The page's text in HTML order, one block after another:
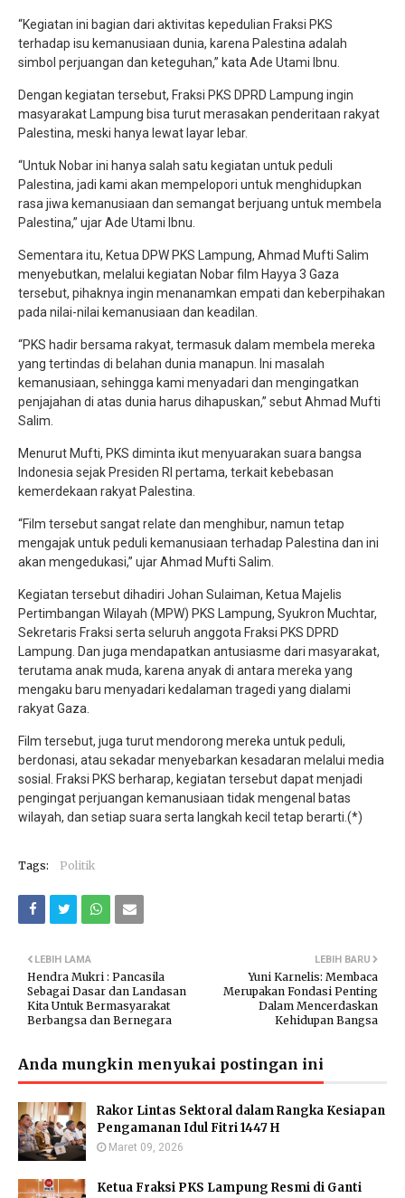
“Kegiatan ini bagian dari aktivitas kepedulian Fraksi PKS
terhadap isu kemanusiaan dunia, karena Palestina adalah
simbol perjuangan dan keteguhan,” kata Ade Utami Ibnu.
Dengan kegiatan tersebut, Fraksi PKS DPRD Lampung ingin
masyarakat Lampung bisa turut merasakan penderitaan rakyat
Palestina, meski hanya lewat layar lebar.
“Untuk Nobar ini hanya salah satu kegiatan untuk peduli
Palestina, jadi kami akan mempelopori untuk menghidupkan
rasa jiwa kemanusiaan dan semangat berjuang untuk membela
Palestina,” ujar Ade Utami Ibnu.
Sementara itu, Ketua DPW PKS Lampung, Ahmad Mufti Salim
menyebutkan, melalui kegiatan Nobar film Hayya 3 Gaza
tersebut, pihaknya ingin menanamkan empati dan keberpihakan
pada nilai-nilai kemanusiaan dan keadilan.
“PKS hadir bersama rakyat, termasuk dalam membela mereka
yang tertindas di belahan dunia manapun. Ini masalah
kemanusiaan, sehingga kami menyadari dan mengingatkan
penjajahan di atas dunia harus dihapuskan,” sebut Ahmad Mufti
Salim.
Menurut Mufti, PKS diminta ikut menyuarakan suara bangsa
Indonesia sejak Presiden RI pertama, terkait kebebasan
kemerdekaan rakyat Palestina.
“Film tersebut sangat relate dan menghibur, namun tetap
mengajak untuk peduli kemanusiaan terhadap Palestina dan ini
akan mengedukasi,” ujar Ahmad Mufti Salim.
Kegiatan tersebut dihadiri Johan Sulaiman, Ketua Majelis
Pertimbangan Wilayah (MPW) PKS Lampung, Syukron Muchtar,
Sekretaris Fraksi serta seluruh anggota Fraksi PKS DPRD
Lampung. Dan juga mendapatkan antusiasme dari masyarakat,
terutama anak muda, karena anyak di antara mereka yang
mengaku baru menyadari kedalaman tragedi yang dialami
rakyat Gaza.
Film tersebut, juga turut mendorong mereka untuk peduli,
berdonasi, atau sekadar menyebarkan kesadaran melalui media
sosial. Fraksi PKS berharap, kegiatan tersebut dapat menjadi
pengingat perjuangan kemanusiaan tidak mengenal batas
wilayah, dan setiap suara serta langkah kecil tetap berarti.(*)
Tags: Politik
LEBIH BARU
Yuni Karnelis: Membaca
Merupakan Fondasi Penting
Dalam Mencerdaskan
Kehidupan Bangsa
LEBIH LAMA
Hendra Mukri : Pancasila
Sebagai Dasar dan Landasan
Kita Untuk Bermasyarakat
Berbangsa dan Bernegara
Anda mungkin menyukai postingan ini
Rakor Lintas Sektoral dalam Rangka Kesiapan
Pengamanan Idul Fitri 1447 H
Maret 09, 2026
Ketua Fraksi PKS Lampung Resmi di Ganti